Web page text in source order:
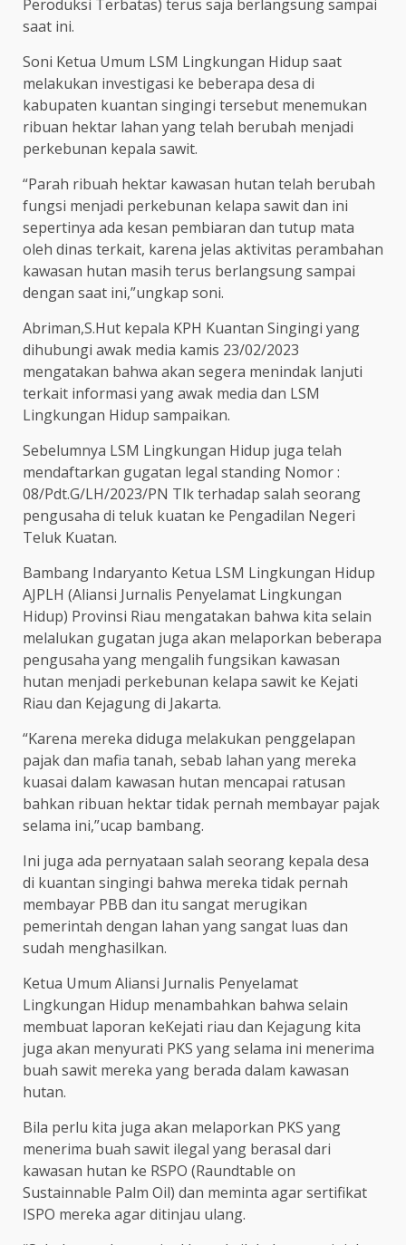
Peroduksi Terbatas) terus saja berlangsung sampai
saat ini.
Soni Ketua Umum LSM Lingkungan Hidup saat
melakukan investigasi ke beberapa desa di
kabupaten kuantan singingi tersebut menemukan
ribuan hektar lahan yang telah berubah menjadi
perkebunan kepala sawit.
“Parah ribuah hektar kawasan hutan telah berubah
fungsi menjadi perkebunan kelapa sawit dan ini
sepertinya ada kesan pembiaran dan tutup mata
oleh dinas terkait, karena jelas aktivitas perambahan
kawasan hutan masih terus berlangsung sampai
dengan saat ini,”ungkap soni.
Abriman,S.Hut kepala KPH Kuantan Singingi yang
dihubungi awak media kamis 23/02/2023
mengatakan bahwa akan segera menindak lanjuti
terkait informasi yang awak media dan LSM
Lingkungan Hidup sampaikan.
Sebelumnya LSM Lingkungan Hidup juga telah
mendaftarkan gugatan legal standing Nomor :
08/Pdt.G/LH/2023/PN Tlk terhadap salah seorang
pengusaha di teluk kuatan ke Pengadilan Negeri
Teluk Kuatan.
Bambang Indaryanto Ketua LSM Lingkungan Hidup
AJPLH (Aliansi Jurnalis Penyelamat Lingkungan
Hidup) Provinsi Riau mengatakan bahwa kita selain
melalukan gugatan juga akan melaporkan beberapa
pengusaha yang mengalih fungsikan kawasan
hutan menjadi perkebunan kelapa sawit ke Kejati
Riau dan Kejagung di Jakarta.
“Karena mereka diduga melakukan penggelapan
pajak dan mafia tanah, sebab lahan yang mereka
kuasai dalam kawasan hutan mencapai ratusan
bahkan ribuan hektar tidak pernah membayar pajak
selama ini,”ucap bambang.
Ini juga ada pernyataan salah seorang kepala desa
di kuantan singingi bahwa mereka tidak pernah
membayar PBB dan itu sangat merugikan
pemerintah dengan lahan yang sangat luas dan
sudah menghasilkan.
Ketua Umum Aliansi Jurnalis Penyelamat
Lingkungan Hidup menambahkan bahwa selain
membuat laporan keKejati riau dan Kejagung kita
juga akan menyurati PKS yang selama ini menerima
buah sawit mereka yang berada dalam kawasan
hutan.
Bila perlu kita juga akan melaporkan PKS yang
menerima buah sawit ilegal yang berasal dari
kawasan hutan ke RSPO (Raundtable on
Sustainnable Palm Oil) dan meminta agar sertifikat
ISPO mereka agar ditinjau ulang.